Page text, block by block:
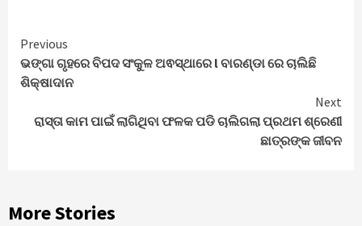
Continue
Reading
Previous
ଭଙ୍ଗା ଗୃହରେ ବିପଦ ସଂକୁଳ ଅଵସ୍ଥାରେ l ବାରଣ୍ଡା ରେ ଚାଲିଛି
ଶିକ୍ଷାଦାନ
Next
ରାସ୍ତା କାମ ପାଇଁ ଲାଗିଥିବା ଫଳକ ପଡି ଚାଲିଗଲା ପ୍ରଥମ ଶ୍ରେଣୀ
ଛାତ୍ରଙ୍କ ଜୀବନ
More Stories